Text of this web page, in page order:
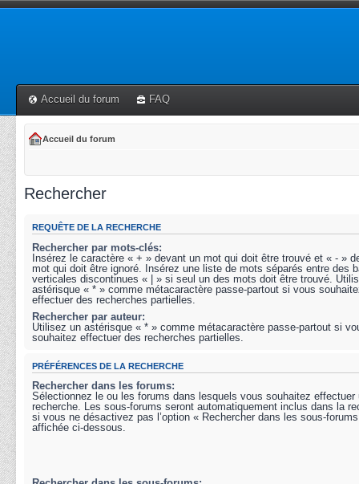
Accueil du forum FAQ
Accueil du forum
Rechercher
REQUÊTE DE LA RECHERCHE
Rechercher par mots-clés:
Insérez le caractère « + » devant un mot qui doit être trouvé et « - »
mot qui doit être ignoré. Insérez une liste de mots séparés entre des
verticales discontinues « | » si seul un des mots doit être trouvé.
astérisque « * » comme métacaractère passe-partout si vous
effectuer des recherches partielles.
Rechercher par auteur:
Utilisez un astérisque « * » comme métacaractère passe-partout si
souhaitez effectuer des recherches partielles.
PRÉFÉRENCES DE LA RECHERCHE
Rechercher dans les forums:
Sélectionnez le ou les forums dans lesquels vous souhaitez effectuer
recherche. Les sous-forums seront automatiquement inclus dans la
si vous ne désactivez pas l’option « Rechercher dans les sous-
affichée ci-dessous.